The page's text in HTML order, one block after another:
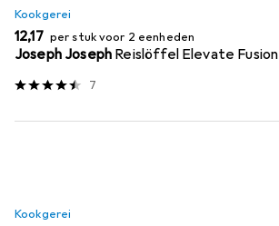
Kookgerei
EUR
12,17 per stuk voor 2 eenheden
Joseph Joseph Reislöffel Elevate Fusion
7
Kookgerei